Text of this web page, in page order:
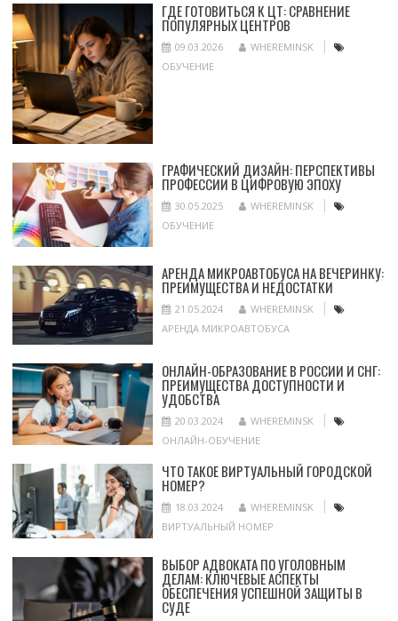
ГДЕ ГОТОВИТЬСЯ К ЦТ: СРАВНЕНИЕ
ПОПУЛЯРНЫХ ЦЕНТРОВ
09.03.2026
WHEREMINSK
ОБУЧЕНИЕ
ГРАФИЧЕСКИЙ ДИЗАЙН: ПЕРСПЕКТИВЫ
ПРОФЕССИИ В ЦИФРОВУЮ ЭПОХУ
30.05.2025
WHEREMINSK
ОБУЧЕНИЕ
АРЕНДА МИКРОАВТОБУСА НА ВЕЧЕРИНКУ:
ПРЕИМУЩЕСТВА И НЕДОСТАТКИ
21.05.2024
WHEREMINSK
АРЕНДА МИКРОАВТОБУСА
ОНЛАЙН-ОБРАЗОВАНИЕ В РОССИИ И СНГ:
ПРЕИМУЩЕСТВА ДОСТУПНОСТИ И
УДОБСТВА
20.03.2024
WHEREMINSK
ОНЛАЙН-ОБУЧЕНИЕ
ЧТО ТАКОЕ ВИРТУАЛЬНЫЙ ГОРОДСКОЙ
НОМЕР?
18.03.2024
WHEREMINSK
ВИРТУАЛЬНЫЙ НОМЕР
ВЫБОР АДВОКАТА ПО УГОЛОВНЫМ
ДЕЛАМ: КЛЮЧЕВЫЕ АСПЕКТЫ
ОБЕСПЕЧЕНИЯ УСПЕШНОЙ ЗАЩИТЫ В
СУДЕ